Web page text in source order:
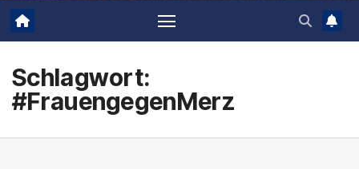
Schlagwort:
#FrauengegenMerz